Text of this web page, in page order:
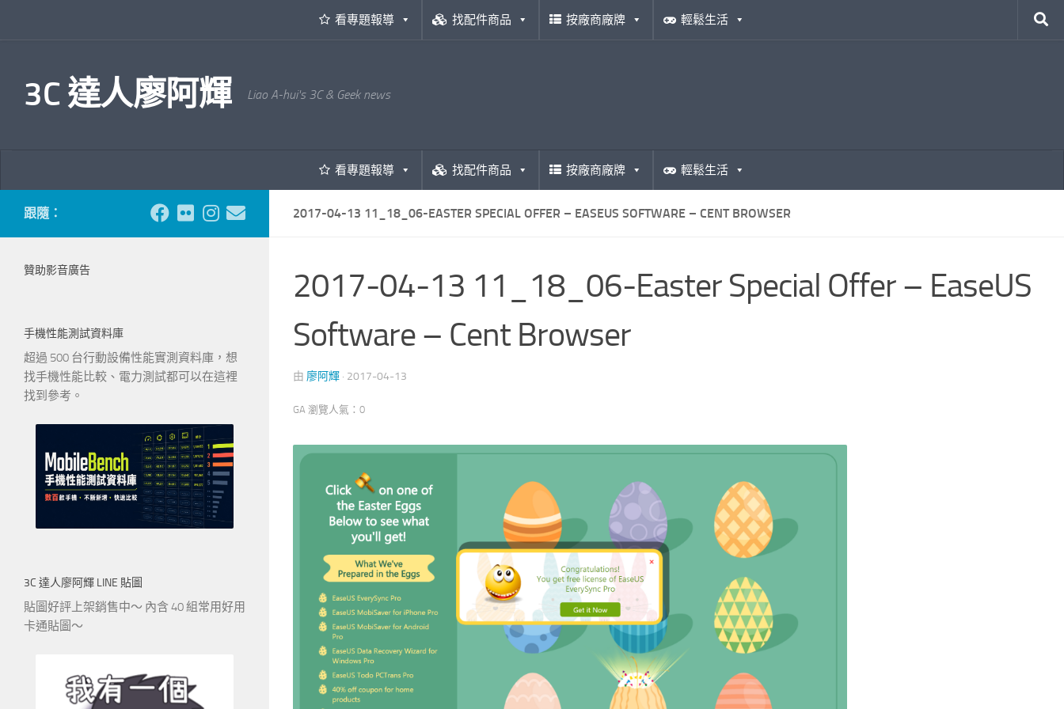
看專題報導 找配件商品 按廠商廠牌 輕鬆生活
3C 達人廖阿輝 Liao A-hui's 3C & Geek news
看專題報導 找配件商品 按廠商廠牌 輕鬆生活
2017-04-13 11_18_06-EASTER SPECIAL OFFER – EASEUS SOFTWARE – CENT BROWSER
2017-04-13 11_18_06-Easter Special Offer – EaseUS
Software – Cent Browser
由 廖阿輝 · 2017-04-13
GA 瀏覽人氣：0
跟隨：
贊助影音廣告
手機性能測試資料庫
超過 500 台行動設備性能實測資料庫，想
找手機性能比較、電力測試都可以在這裡
找到參考。
3C 達人廖阿輝 LINE 貼圖
貼圖好評上架銷售中～ 內含 40 組常用好用
卡通貼圖～